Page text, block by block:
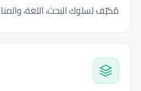
مُكيّف لسلوك البحث، اللغة،